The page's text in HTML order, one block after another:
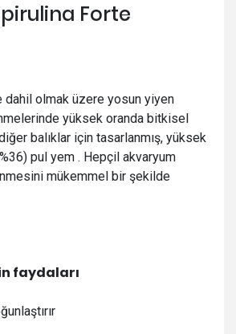
Forte
olmak üzere yosun yiyen
yüksek oranda bitkisel
balıklar için tasarlanmış, yüksek
pul yem . Hepçil akvaryum
mükemmel bir şekilde
faydaları